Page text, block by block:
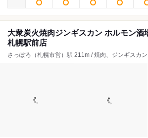
大衆炭火焼肉ジンギスカン ホルモン酒
札幌駅前店
さっぽろ（札幌市営）駅 211m / 焼肉、ジンギスカ